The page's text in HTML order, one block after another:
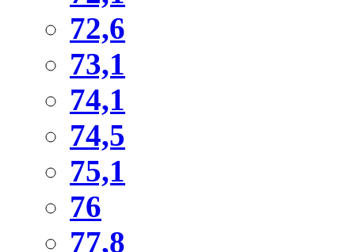
72,6
73,1
74,1
74,5
75,1
76
77,8